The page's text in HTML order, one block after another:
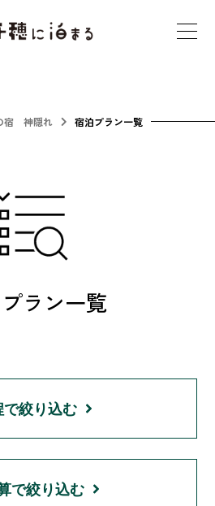
t
l
宿 神隠れ 宿泊プラン一覧
ラン一覧
で絞り込む
で絞り込む